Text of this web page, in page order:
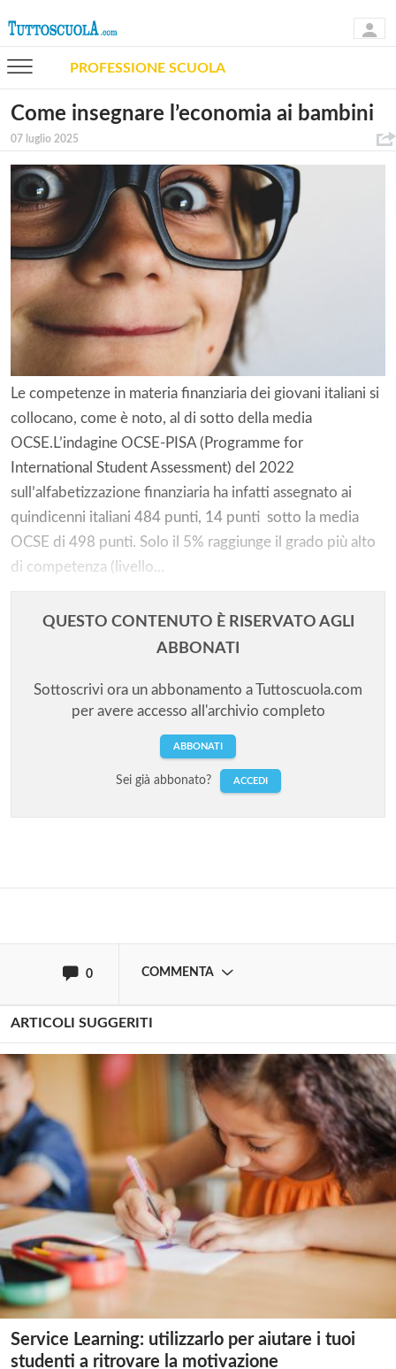
PROFESSIONE SCUOLA
Come insegnare l’economia ai bambini
07 luglio 2025
Le competenze in materia finanziaria dei giovani italiani si
collocano, come è noto, al di sotto della media
OCSE.L’indagine OCSE-PISA (Programme for
International Student Assessment) del 2022
sull’alfabetizzazione finanziaria ha infatti assegnato ai
quindicenni italiani 484 punti, 14 punti sotto la media
OCSE di 498 punti. Solo il 5% raggiunge il grado più alto
di competenza (livello...
QUESTO CONTENUTO È RISERVATO AGLI
ABBONATI
Sottoscrivi ora un abbonamento a Tuttoscuola.com
per avere accesso all'archivio completo
ABBONATI
Sei già abbonato? ACCEDI
0 COMMENTA
Solo gli utenti registrati possono
ARTICOLI SUGGERITI
Service Learning: utilizzarlo per aiutare i tuoi
studenti a ritrovare la motivazione